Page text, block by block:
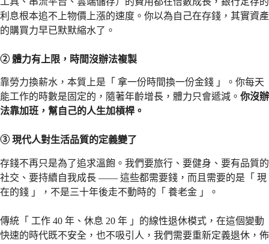
利息根本追不上物價上漲的速度。你以為自己在存錢，其實資產
的購買力早已默默縮水了。
② 體力有上限，時間沒辦法複製
靠勞力換薪水，本質上是「 拿一份時間換一份金錢 」。你每天
能工作的時數是固定的，隨著年齡增長，體力只會遞減。 你沒辦
法靠加班，幫自己的人生加槓桿。
③ 現代人對生活品質的定義變了
存錢不再只是為了追求溫飽。我們要旅行、要健身、要有品質的
社交、要持續自我成長 —— 這些都需要錢，而且需要的是「 現
在的錢 」，不是三十年後走不動時的「 養老金 」。
傳統「 工作 40 年、休息 20 年 」的線性退休模式，在這個變動
快速的時代既不安全，也不吸引人，我們需要重新定義退休，佈